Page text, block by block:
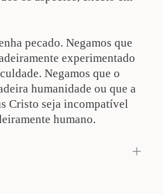
pecado. Negamos que
experimentado
Negamos que o
humanidade ou que a
Cristo seja incompatível
humano.